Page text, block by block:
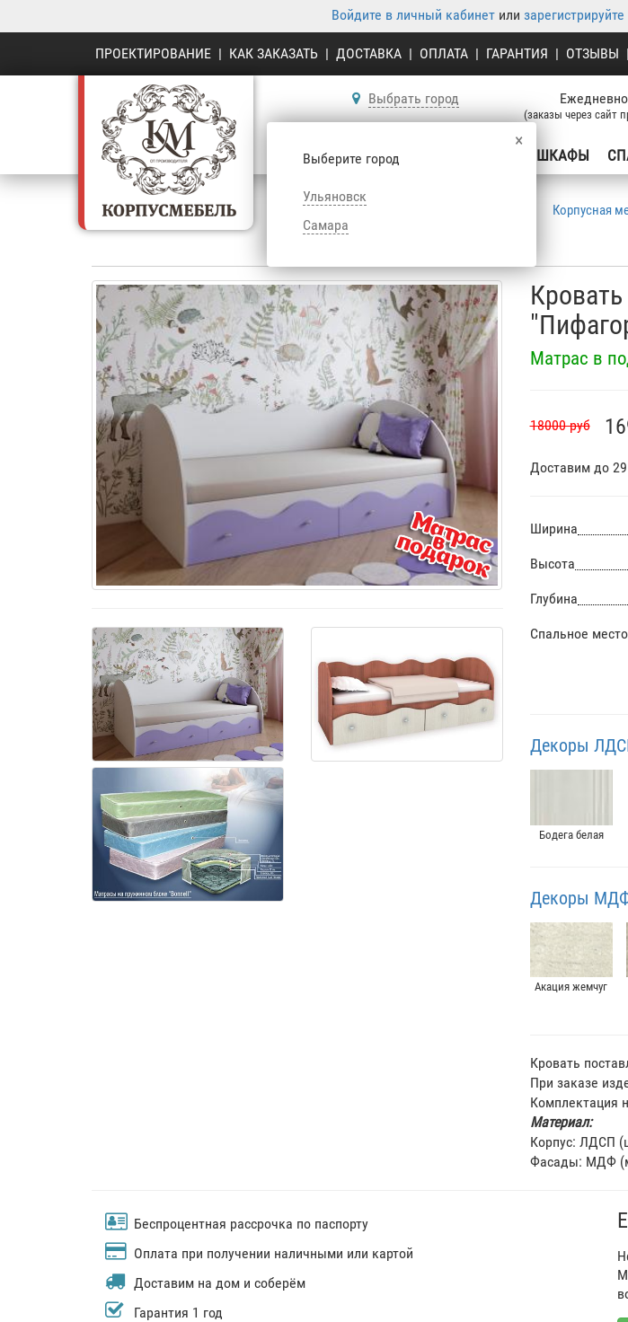
Войдите в личный кабинетили
ПРОЕКТИРОВАНИЕ | КАК ЗАКАЗАТЬ | ДОСТАВКА | ОПЛАТА | ГАРАНТИЯ | ОТЗЫВЫ |
Выбрать город
×
Выберите город
Ульяновск
Самара
(заказы через сайт
КУХНЯ ШКАФЫ
Корпусная
Матрас в
18000 руб
Доставим до 29
Ширина
Высота
Глубина
Спальное
Декоры
Бодега белая
Декоры
Акация жемчуг
Кровать
При заказе
Комплектация
Материал:
Корпус: ЛДСП
Фасады: МДФ
Беспроцентная рассрочка по паспорту
Оплата при получении наличными или картой
Доставим на дом и соберём
Гарантия 1 год